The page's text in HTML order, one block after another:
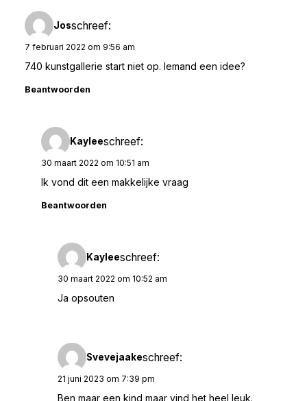
navigatie
Josschreef:
7 februari 2022 om 9:56 am
740 kunstgallerie start niet op. Iemand een idee?
Beantwoorden
Kayleeschreef:
30 maart 2022 om 10:51 am
Ik vond dit een makkelijke vraag
Beantwoorden
Kayleeschreef:
30 maart 2022 om 10:52 am
Ja opsouten
Svevejaakeschreef:
21 juni 2023 om 7:39 pm
Ben maar een kind maar vind het heel leuk.